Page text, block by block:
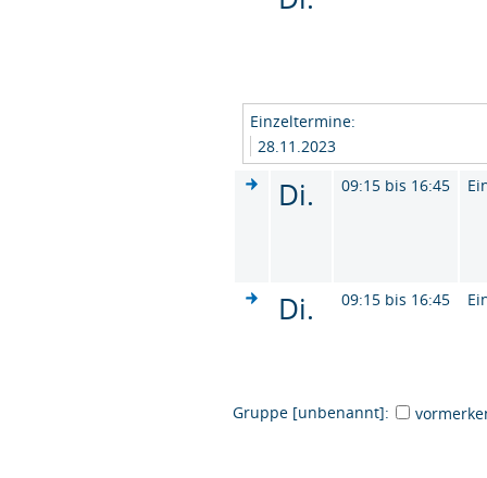
Einzeltermine:
28.11.2023
Di. 09:15 bis 16:45
Di. 09:15 bis 16:45
Gruppe [unbenannt]: